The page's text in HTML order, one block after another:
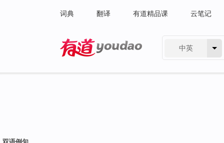
词典 翻译 有道精品课 云笔记
中英